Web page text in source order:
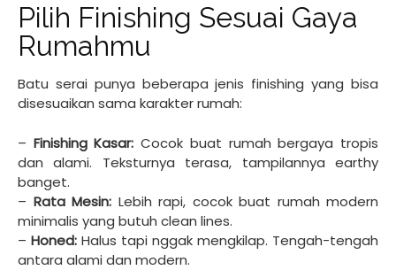
Pilih Finishing Sesuai Gaya
Rumahmu
Batu serai punya beberapa jenis finishing yang bisa
disesuaikan sama karakter rumah:
– Finishing Kasar: Cocok buat rumah bergaya tropis
dan alami. Teksturnya terasa, tampilannya earthy
banget.
– Rata Mesin: Lebih rapi, cocok buat rumah modern
minimalis yang butuh clean lines.
– Honed: Halus tapi nggak mengkilap. Tengah-tengah
antara alami dan modern.